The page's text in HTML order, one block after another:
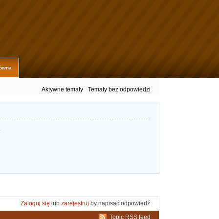
Aktywne tematy Tematy bez odpowiedzi
Zaloguj się lub zarejestruj by napisać odpowiedź
Topic RSS feed